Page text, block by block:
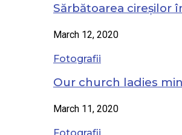
Sărbătoarea cireșilor
March 12, 2020
Fotografii
Our church ladies
March 11, 2020